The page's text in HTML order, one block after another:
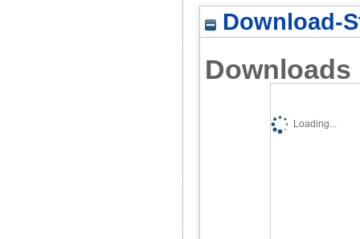
Download-
Downloads
Loading...